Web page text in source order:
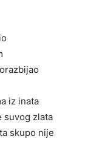
iz inata
suvog zlata
skupo nije